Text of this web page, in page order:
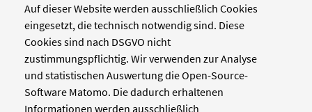
Auf dieser Website werden ausschließlich Cookies
eingesetzt, die technisch notwendig sind. Diese
Cookies sind nach DSGVO nicht
zustimmungspflichtig. Wir verwenden zur Analyse
und statistischen Auswertung die Open-Source-
Software Matomo. Die dadurch erhaltenen
Informationen werden ausschließlich
Verlag
Zellwerk GmbH & Co KG
Pinienstraße 2
40233 Düsseldorf
www.zellwerk.com